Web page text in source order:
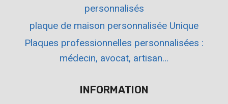
personnalisés
plaque de maison personnalisée Unique
Plaques professionnelles personnalisées :
médecin, avocat, artisan…
INFORMATION